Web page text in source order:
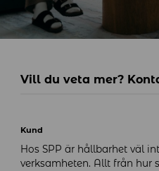
Vill du veta mer?
Kund
Hos SPP är hållbarhet väl
verksamheten. Allt från hur